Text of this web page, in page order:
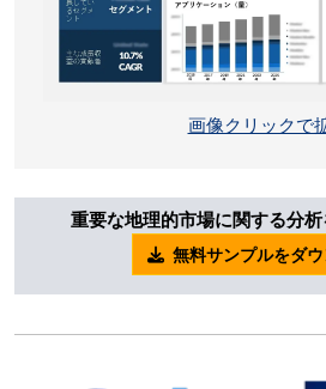
画像クリックで
重要な地理的市場に関する分析
無料サンプルをダ